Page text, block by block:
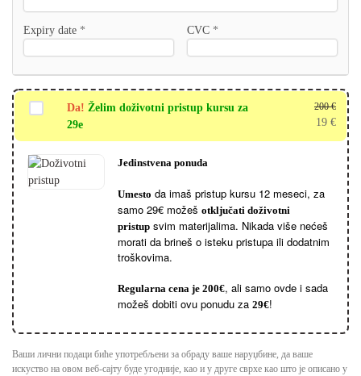
Expiry date * CVC *
Da! Želim doživotni pristup kursu za
29e
200€
19 €
Jedinstvena ponuda
Umesto da imaš pristup kursu 12 meseci, za
samo 29€ možeš otključati doživotni
pristup svim materijalima. Nikada više nećeš
morati da brineš o isteku pristupa ili dodatnim
troškovima.
Regularna cena je 200€, ali samo ovde i sada
možeš dobiti ovu ponudu za 29€!
Ваши лични подаци биће употребљени за обраду ваше наруџбине, да ваше
искуство на овом веб-сајту буде угодније, као и у друге сврхе као што је описано у